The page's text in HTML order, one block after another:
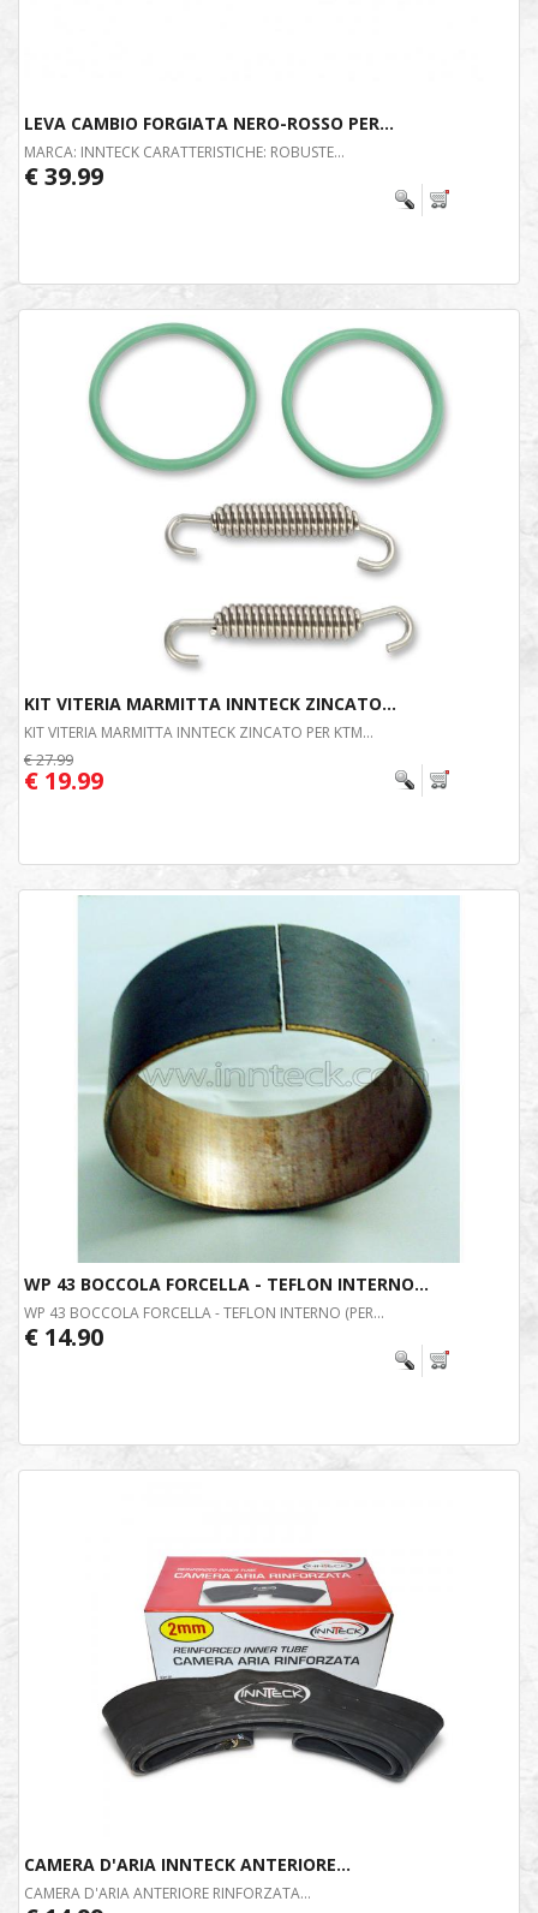
LEVA CAMBIO FORGIATA NERO-ROSSO PER...
MARCA: INNTECK CARATTERISTICHE: ROBUSTE...
€ 39.99
KIT VITERIA MARMITTA INNTECK ZINCATO...
KIT VITERIA MARMITTA INNTECK ZINCATO PER KTM...
€ 27.99
€ 19.99
WP 43 BOCCOLA FORCELLA - TEFLON INTERNO...
WP 43 BOCCOLA FORCELLA - TEFLON INTERNO (PER...
€ 14.90
CAMERA D'ARIA INNTECK ANTERIORE...
CAMERA D'ARIA ANTERIORE RINFORZATA...